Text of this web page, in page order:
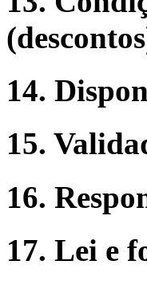
14.
15.
16.
17. Lei e